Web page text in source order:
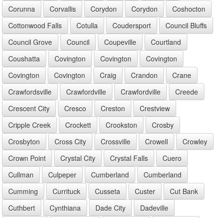
Corunna
Corvallis Corydon Corydon
Coshocton
Cottonwood Falls
Cotulla Coudersport
Council Bluffs
Council Grove
Council Coupeville
Courtland
Coushatta
Covington Covington
Covington
Covington
Covington Craig Crandon
Crane
Crawfordsville
Crawfordville Crawfordville
Creede
Crescent City
Cresco Creston
Crestview
Cripple Creek
Crockett Crookston
Crosby
Crosbyton
Cross City Crossville Crowell
Crowley
Crown Point
Crystal City Crystal Falls
Cuero
Cullman
Culpeper Cumberland
Cumberland
Cumming
Currituck Cusseta Custer
Cut Bank
Cuthbert
Cynthiana Dade City
Dadeville